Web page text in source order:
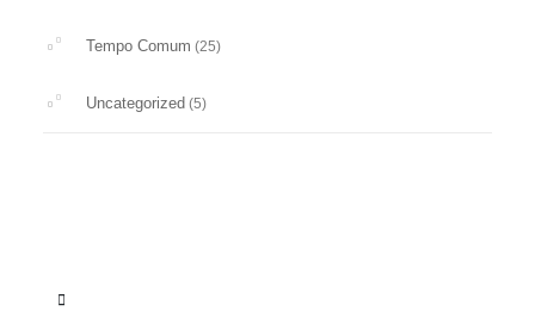
Tempo Comum (25)
Uncategorized (5)